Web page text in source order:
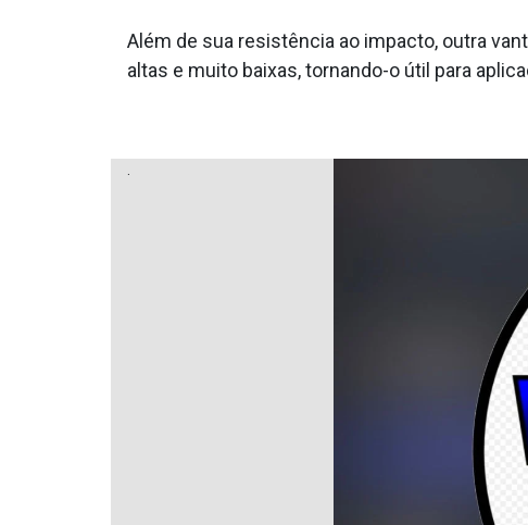
Além de sua resistência ao impacto, outra
altas e muito baixas, tornando-o útil para